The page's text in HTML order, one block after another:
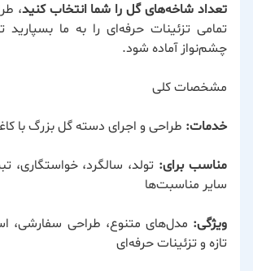
تعداد شاخه‌های گل را شما انتخاب کنید،
تمامی تزئینات حرفه‌ای را به ما بسپارید
چشم‌نواز آماده شود.
مشخصات کلی
خدمات: طراحی و اجرای دسته گل بزرگ با
مناسب برای: تولد، سالگرد، خواستگاری،
سایر مناسبت‌ها
ویژگی: مدل‌های متنوع، طراحی سفارشی،
تازه و تزئینات حرفه‌ای